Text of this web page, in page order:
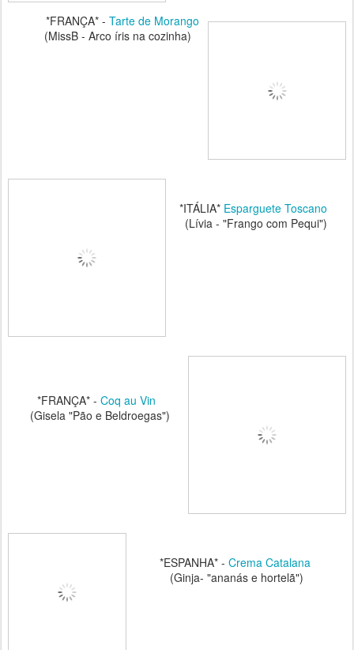
*FRANÇA* - Tarte de Morango
(MissB - Arco íris na cozinha)
*ITÁLIA* Esparguete Toscano
(Lívia - "Frango com Pequi")
*FRANÇA* - Coq au Vin
(Gisela "Pão e Beldroegas")
*ESPANHA* - Crema Catalana
(Ginja- "ananás e hortelã")